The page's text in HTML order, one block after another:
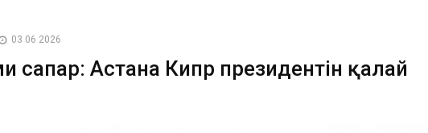
03 06 2026
сапар: Астана Кипр президентін қалай